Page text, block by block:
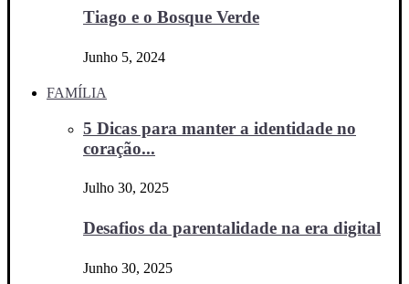
Tiago e o Bosque Verde
Junho 5, 2024
FAMÍLIA
5 Dicas para manter a identidade no
coração...
Julho 30, 2025
Desafios da parentalidade na era digital
Junho 30, 2025